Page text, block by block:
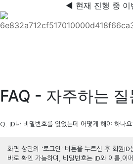
◀ 현재 진행 중
FAQ - 자주하는 질
Q. ID나 비밀번호를 잊었는데 어떻게 해야 하나요
화면 상단의 '로그인' 버튼을 누르신 후 회원ID
바로 확인 가능하며, 비밀번호는 ID와 이름,이